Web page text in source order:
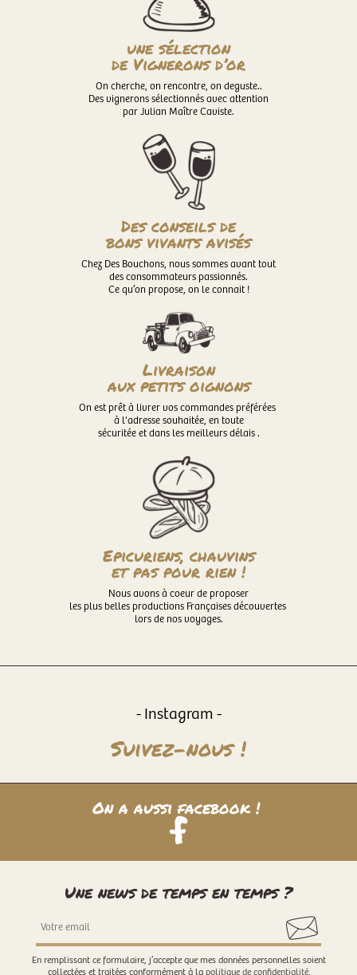
une sélection
de Vignerons d’or
On cherche, on rencontre, on deguste..
Des vignerons sélectionnés avec attention
par Julian Maître Caviste.
Des conseils de
bons vivants avisés
Chez Des Bouchons, nous sommes avant tout
des consommateurs passionnés.
Ce qu’on propose, on le connait !
Livraison
aux petits oignons
On est prêt à livrer vos commandes préférées
à l'adresse souhaitée, en toute
sécuritée et dans les meilleurs délais .
Epicuriens, chauvins
et pas pour rien !
Nous avons à coeur de proposer
les plus belles productions Françaises découvertes
lors de nos voyages.
- Instagram -
Suivez-nous !
On a aussi facebook !
Une news de temps en temps ?
En remplissant ce formulaire, j’accepte que mes données personnelles soient
collectées et traitées conformément à la politique de confidentialité.